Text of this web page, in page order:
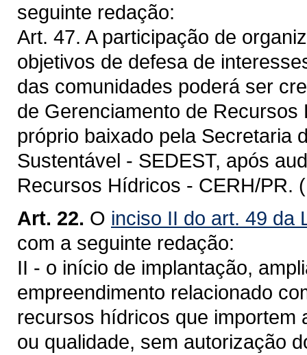
seguinte redação:
Art. 47. A participação de
objetivos de defesa de
das comunidades poderá ser
de Gerenciamento de
próprio baixado pela Secretaria
Sustentável - SEDEST, após
Recursos Hídricos - CERH/PR.
Art. 22. O inciso II do art. 49 da
com a seguinte redação:
II - o início de implantação,
empreendimento relacionado
recursos hídricos que importem
ou qualidade, sem autorização